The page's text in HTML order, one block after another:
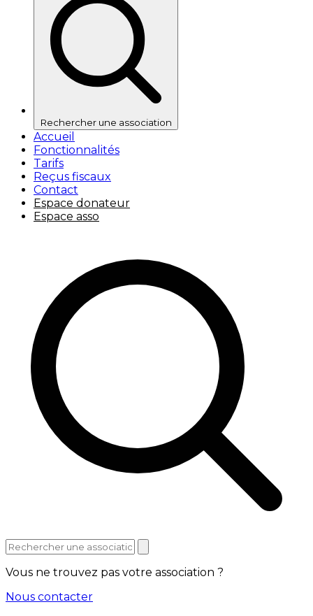
Rechercher une association
Accueil
Fonctionnalités
Tarifs
Reçus fiscaux
Contact
Espace donateur
Espace asso
Vous ne trouvez pas votre association ?
Nous contacter